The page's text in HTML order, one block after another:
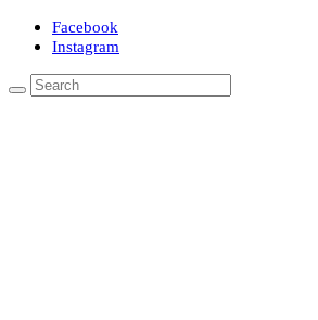
Facebook
Instagram